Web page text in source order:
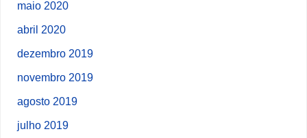
maio 2020
abril 2020
dezembro 2019
novembro 2019
agosto 2019
julho 2019